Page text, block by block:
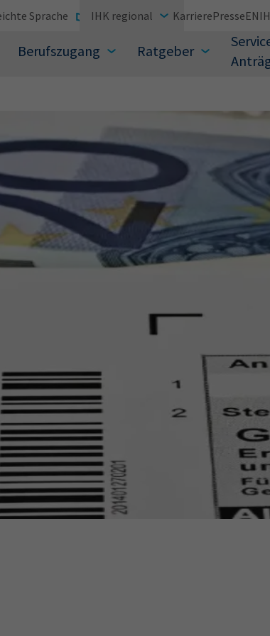
Berufszugang Ratgeber
Sprache IHK regional KarrierePresseEN
Suchen
Begriffen vorauswählen
Sachkundeprüfung
Berichtsheft